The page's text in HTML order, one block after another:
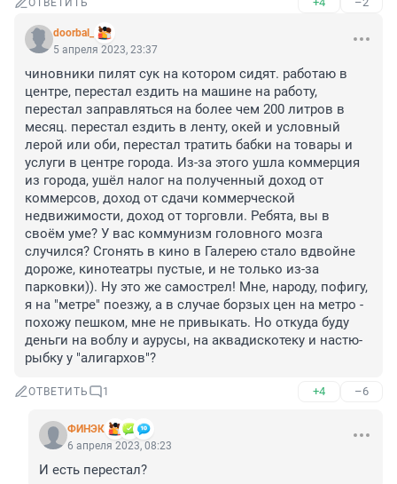
ОТВЕТИТЬ
doorbal_
5 апреля 2023, 23:37
чиновники пилят сук на котором сидят. работаю в
центре, перестал ездить на машине на работу,
перестал заправляться на более чем 200 литров в
месяц. перестал ездить в ленту, окей и условный
лерой или оби, перестал тратить бабки на товары и
услуги в центре города. Из-за этого ушла коммерция
из города, ушёл налог на полученный доход от
коммерсов, доход от сдачи коммерческой
недвижимости, доход от торговли. Ребята, вы в
своём уме? У вас коммунизм головного мозга
случился? Сгонять в кино в Галерею стало вдвойне
дороже, кинотеатры пустые, и не только из-за
парковки)). Ну это же самострел! Мне, народу, пофигу,
я на "метре" поезжу, а в случае борзых цен на метро -
похожу пешком, мне не привыкать. Но откуда буду
деньги на воблу и аурусы, на аквадискотеку и настю-
рыбку у "алигархов"?
ОТВЕТИТЬ 1 +4 –6
ФИНЭК
6 апреля 2023, 08:23
И есть перестал?